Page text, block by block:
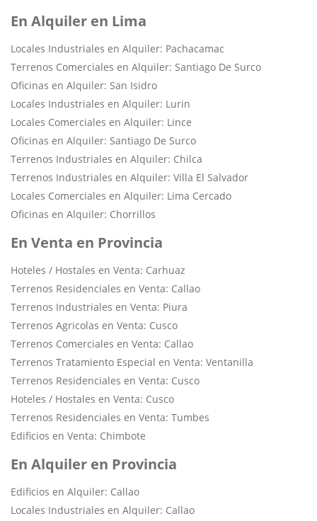
En Alquiler en Lima
Locales Industriales en Alquiler: Pachacamac
Terrenos Comerciales en Alquiler: Santiago De Surco
Oficinas en Alquiler: San Isidro
Locales Industriales en Alquiler: Lurin
Locales Comerciales en Alquiler: Lince
Oficinas en Alquiler: Santiago De Surco
Terrenos Industriales en Alquiler: Chilca
Terrenos Industriales en Alquiler: Villa El Salvador
Locales Comerciales en Alquiler: Lima Cercado
Oficinas en Alquiler: Chorrillos
En Venta en Provincia
Hoteles / Hostales en Venta: Carhuaz
Terrenos Residenciales en Venta: Callao
Terrenos Industriales en Venta: Piura
Terrenos Agricolas en Venta: Cusco
Terrenos Comerciales en Venta: Callao
Terrenos Tratamiento Especial en Venta: Ventanilla
Terrenos Residenciales en Venta: Cusco
Hoteles / Hostales en Venta: Cusco
Terrenos Residenciales en Venta: Tumbes
Edificios en Venta: Chimbote
En Alquiler en Provincia
Edificios en Alquiler: Callao
Locales Industriales en Alquiler: Callao